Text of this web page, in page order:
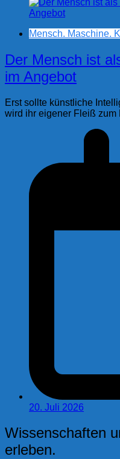
Mensch. Maschine.
Der Mensch ist
im Angebot
Erst sollte künstliche
wird ihr eigener Fleiß zum
20. Juli 2026
Wissenschaften
erleben.